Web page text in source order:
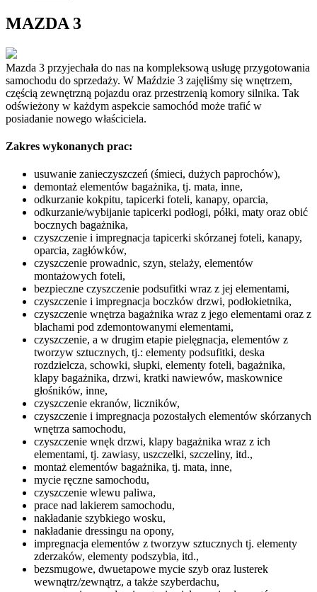
MAZDA 3
Mazda 3 przyjechała do nas na kompleksową usługę przygotowania
samochodu do sprzedaży. W Maździe 3 zajęliśmy się wnętrzem,
częścią zewnętrzną pojazdu oraz przestrzenią komory silnika. Tak
odświeżony w każdym aspekcie samochód może trafić w
posiadanie nowego właściciela.
Zakres wykonanych prac:
usuwanie zanieczyszczeń (śmieci, dużych paprochów),
demontaż elementów bagażnika, tj. mata, inne,
odkurzanie kokpitu, tapicerki foteli, kanapy, oparcia,
odkurzanie/wybijanie tapicerki podłogi, półki, maty oraz obić
bocznych bagażnika,
czyszczenie i impregnacja tapicerki skórzanej foteli, kanapy,
oparcia, zagłówków,
czyszczenie prowadnic, szyn, stelaży, elementów
montażowych foteli,
bezpieczne czyszczenie podsufitki wraz z jej elementami,
czyszczenie i impregnacja boczków drzwi, podłokietnika,
czyszczenie wnętrza bagażnika wraz z jego elementami oraz z
blachami pod zdemontowanymi elementami,
czyszczenie, a w drugim etapie pielęgnacja, elementów z
tworzyw sztucznych, tj.: elementy podsufitki, deska
rozdzielcza, schowki, słupki, elementy foteli, bagażnika,
klapy bagażnika, drzwi, kratki nawiewów, maskownice
głośników, inne,
czyszczenie ekranów, liczników,
czyszczenie i impregnacja pozostałych elementów skórzanych
wnętrza samochodu,
czyszczenie wnęk drzwi, klapy bagażnika wraz z ich
elementami, tj. zawiasy, uszczelki, szczeliny, itd.,
montaż elementów bagażnika, tj. mata, inne,
mycie ręczne samochodu,
czyszczenie wlewu paliwa,
prace nad lakierem samochodu,
nakładanie szybkiego wosku,
nakładanie dressingu na opony,
impregnacja elementów z tworzyw sztucznych tj. elementy
zderzaków, elementy podszybia, itd.,
bezsmugowe, dwuetapowe mycie szyb oraz lusterek
wewnątrz/zewnątrz, a także szyberdachu,